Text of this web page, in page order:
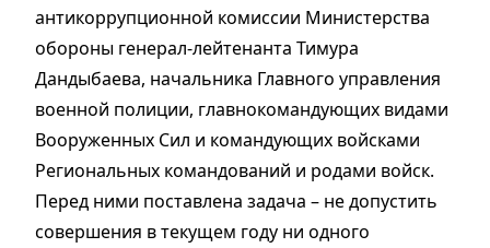
антикоррупционной комиссии Министерства
обороны генерал-лейтенанта Тимура
Дандыбаева, начальника Главного управления
военной полиции, главнокомандующих видами
Вооруженных Сил и командующих войсками
Региональных командований и родами войск.
Перед ними поставлена задача – не допустить
совершения в текущем году ни одного